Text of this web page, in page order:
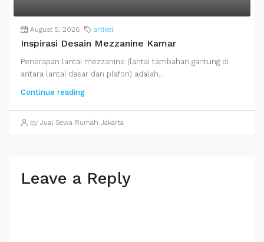
August 5, 2026 artikel
Inspirasi Desain Mezzanine Kamar
Penerapan lantai mezzanine (lantai tambahan gantung di
antara lantai dasar dan plafon) adalah...
Continue reading
by Jual Sewa Rumah Jakarta
Leave a Reply